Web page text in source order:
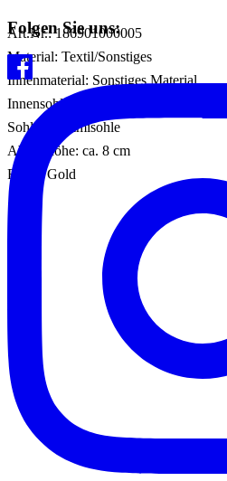
Art.Nr.: 186901000005
Material: Textil/Sonstiges
Innenmaterial: Sonstiges Material
Innensohle: Leder
Sohle: Gummisohle
Absatzhöhe: ca. 8 cm
Farbe: Gold
Folgen Sie uns: